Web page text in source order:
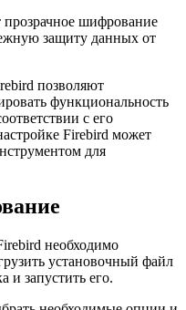
шифрование
защиту данных от
позволяют
функциональность
с его
Firebird может
для
необходимо
установочный файл
и запустить его.